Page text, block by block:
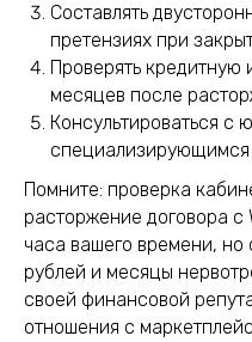
Составлять
претензиях при
Проверять
месяцев после
Консультироваться с
Помните: проверка
расторжение договора с
часа вашего времени, но
рублей и месяцы
своей финансовой
отношения с